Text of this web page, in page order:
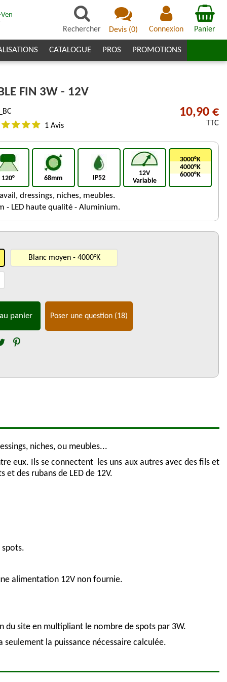
Rechercher Devis (0) Connexion Panier
CATALOGUE PROS PROMOTIONS
FIN 3W - 12V
1 Avis
10,90 €
TTC
120° 68mm IP52
12V
Variable
3000°K
4000°K
6000°K
dressings, niches, meubles.
- LED haute qualité - Aluminium.
Blanc moyen - 4000°K
panier Poser une question (18)
niches, ou meubles...
eux. Ils se connectent les uns aux autres avec des fils et
des rubans de LED de 12V.
spots.
alimentation 12V non fournie.
site en multipliant le nombre de spots par 3W.
la puissance nécessaire calculée.